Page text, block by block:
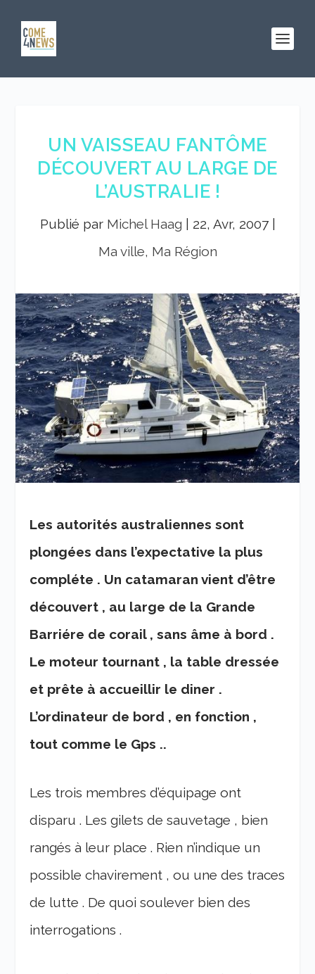
UN VAISSEAU FANTÔME
DÉCOUVERT AU LARGE DE
L’AUSTRALIE !
Publié par Michel Haag 22, Avr, 2007|
Ma ville, Ma Région
Les autorités australiennes sont
plongées dans l’expectative la plus
compléte . Un catamaran vient d’être
découvert , au large de la Grande
Barriére de corail , sans âme à bord .
Le moteur tournant , la table dressée
et prête à accueillir le diner .
L’ordinateur de bord , en fonction ,
tout comme le Gps ..
Les trois membres d’équipage ont
disparu . Les gilets de sauvetage , bien
rangés à leur place . Rien n’indique un
possible chavirement , ou une des traces
de lutte . De quoi soulever bien des
interrogations .